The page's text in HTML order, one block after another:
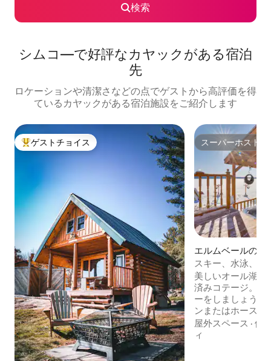
検索
シムコ―で好評なカヤックがある宿泊
先
ロケーションや清潔さなどの点でゲストから高評価を得
ているカヤックがある宿泊施設をご紹介します
大好評のゲストチョイスです。
ゲストチョイス スーパーホスト
スーパーホスト
エルムベールの一
スキー、水泳、温
美しいオール湖を
済みコテージ。マ
ーをしましょう。
ンまたはホースシ
も13分です。夏
じて露天風呂・
屋外スペース ·価
ィ